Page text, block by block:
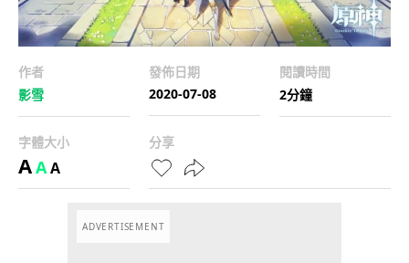
作者
影雪
發佈日期
2020-07-08
閱讀時間
2分鐘
字體大小
AAA
分享
ADVERTISEMENT